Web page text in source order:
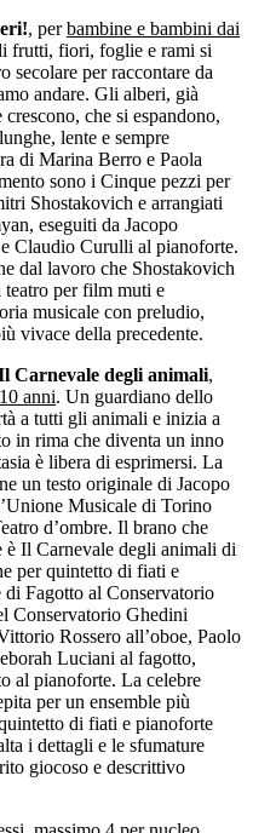
, perbambine e bambini dai
frutti, fiori, foglie e rami si
secolare per raccontare da
andare. Gli alberi, già
che si espandono,
lente e sempre
di Marina Berro e Paola
sono i Cinque pezzi per
Shostakovich e arrangiati
eseguiti da Jacopo
Claudio Curulli al pianoforte.
dal lavoro che Shostakovich
teatro per film muti e
musicale con preludio,
vivace della precedente.
Carnevale degli animali,
anni. Un guardiano dello
a tutti gli animali e inizia a
in rima che diventa un inno
è libera di esprimersi. La
un testo originale di Jacopo
Musicale di Torino
d’ombre. Il brano che
è Il Carnevale degli animali di
per quintetto di fiati e
Fagotto al Conservatorio
Conservatorio Ghedini
Rossero all’oboe, Paolo
Luciani al fagotto,
al pianoforte. La celebre
per un ensemble più
di fiati e pianoforte
i dettagli e le sfumature
giocoso e descrittivo